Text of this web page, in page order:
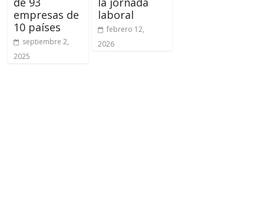
empresas de
10 países
septiembre 2,
2025
laboral
febrero 12,
2026